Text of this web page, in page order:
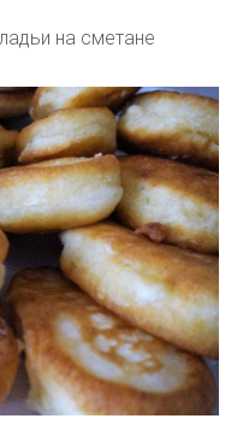
на сметане